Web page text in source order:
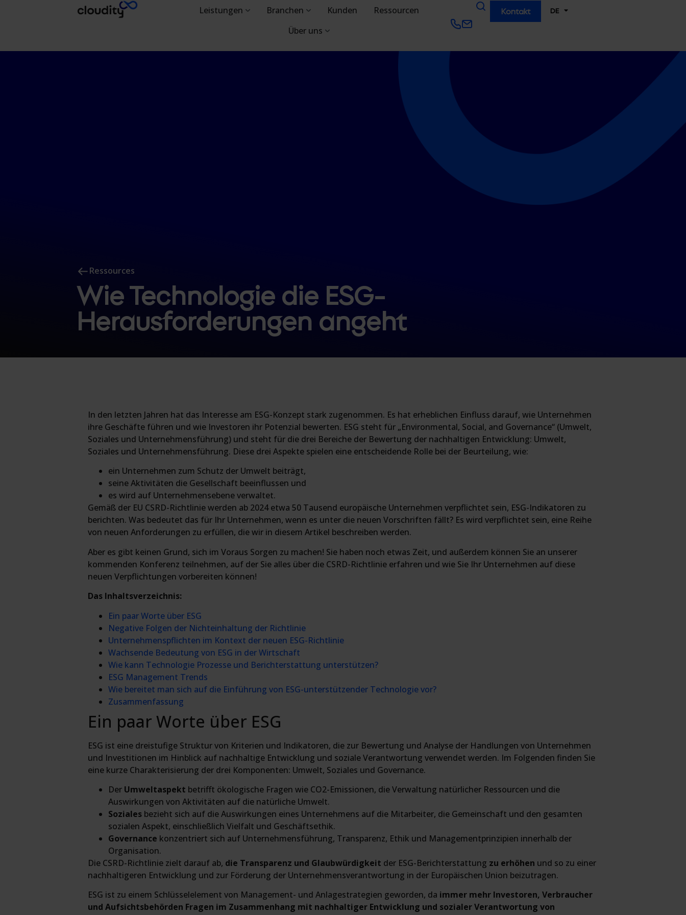
Leistungen Branchen Kunden
Ressourcen
Über uns
Kontakt DE
Ressources
Wie Technologie die ESG-
Herausforderungen angeht
In den letzten Jahren hat das Interesse am ESG-Konzept stark zugenommen. Es hat erheblichen Einfluss darauf, wie Unternehmen
ihre Geschäfte führen und wie Investoren ihr Potenzial bewerten. ESG steht für „Environmental, Social, and Governance“ (Umwelt,
Soziales und Unternehmensführung) und steht für die drei Bereiche der Bewertung der nachhaltigen Entwicklung: Umwelt,
Soziales und Unternehmensführung. Diese drei Aspekte spielen eine entscheidende Rolle bei der Beurteilung, wie:
ein Unternehmen zum Schutz der Umwelt beiträgt,
seine Aktivitäten die Gesellschaft beeinflussen und
es wird auf Unternehmensebene verwaltet.
Gemäß der EU CSRD-Richtlinie werden ab 2024 etwa 50 Tausend europäische Unternehmen verpflichtet sein, ESG-Indikatoren zu
berichten. Was bedeutet das für Ihr Unternehmen, wenn es unter die neuen Vorschriften fällt? Es wird verpflichtet sein, eine Reihe
von neuen Anforderungen zu erfüllen, die wir in diesem Artikel beschreiben werden.
Aber es gibt keinen Grund, sich im Voraus Sorgen zu machen! Sie haben noch etwas Zeit, und außerdem können Sie an unserer
kommenden Konferenz teilnehmen, auf der Sie alles über die CSRD-Richtlinie erfahren und wie Sie Ihr Unternehmen auf diese
neuen Verpflichtungen vorbereiten können!
Das Inhaltsverzeichnis:
Ein paar Worte über ESG
Negative Folgen der Nichteinhaltung der Richtlinie
Unternehmenspflichten im Kontext der neuen ESG-Richtlinie
Wachsende Bedeutung von ESG in der Wirtschaft
Wie kann Technologie Prozesse und Berichterstattung unterstützen?
ESG Management Trends
Wie bereitet man sich auf die Einführung von ESG-unterstützender Technologie vor?
Zusammenfassung
Ein paar Worte über ESG
ESG ist eine dreistufige Struktur von Kriterien und Indikatoren, die zur Bewertung und Analyse der Handlungen von Unternehmen
und Investitionen im Hinblick auf nachhaltige Entwicklung und soziale Verantwortung verwendet werden. Im Folgenden finden Sie
eine kurze Charakterisierung der drei Komponenten: Umwelt, Soziales und Governance.
Der Umweltaspekt betrifft ökologische Fragen wie CO2-Emissionen, die Verwaltung natürlicher Ressourcen und die
Auswirkungen von Aktivitäten auf die natürliche Umwelt.
Soziales bezieht sich auf die Auswirkungen eines Unternehmens auf die Mitarbeiter, die Gemeinschaft und den gesamten
sozialen Aspekt, einschließlich Vielfalt und Geschäftsethik.
Governance konzentriert sich auf Unternehmensführung, Transparenz, Ethik und Managementprinzipien innerhalb der
Organisation.
Die CSRD-Richtlinie zielt darauf ab, die Transparenz und Glaubwürdigkeit der ESG-Berichterstattung zu erhöhen und so zu einer
nachhaltigeren Entwicklung und zur Förderung der Unternehmensverantwortung in der Europäischen Union beizutragen.
ESG ist zu einem Schlüsselelement von Management- und Anlagestrategien geworden, da immer mehr Investoren, Verbraucher
und Aufsichtsbehörden Fragen im Zusammenhang mit nachhaltiger Entwicklung und sozialer Verantwortung von